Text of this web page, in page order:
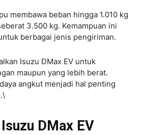
membawa beban hingga 1.010 kg
3.500 kg. Kemampuan ini
berbagai jenis pengiriman.
Isuzu DMax EV untuk
maupun yang lebih berat.
angkut menjadi hal penting
DMax EV